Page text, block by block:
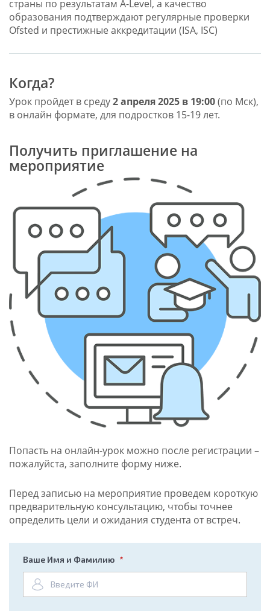
страны по результатам A-Level, а качество
образования подтверждают регулярные проверки
Ofsted и престижные аккредитации (ISA, ISC)
Когда?
Урок пройдет в среду2 апреля 2025 в 19:00(по Мск),
в онлайн формате, для подростков 15-19 лет.
Получить приглашение на
мероприятие
Попасть на онлайн-урок можно после регистрации –
пожалуйста, заполните форму ниже.
Перед записью на мероприятие проведем короткую
предварительную консультацию, чтобы точнее
определить цели и ожидания студента от встреч.
Ваше Имя и Фамилию